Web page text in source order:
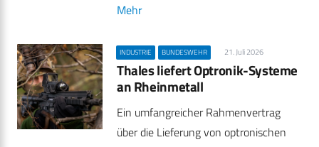
Mehr
INDUSTRIE BUNDESWEHR 21. Juli 2026
Thales liefert Optronik-Systeme
an Rheinmetall
Ein umfangreicher Rahmenvertrag
über die Lieferung von optronischen